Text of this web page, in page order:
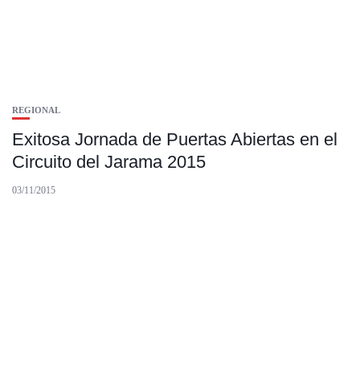
REGIONAL
Exitosa Jornada de Puertas Abiertas en el
Circuito del Jarama 2015
03/11/2015